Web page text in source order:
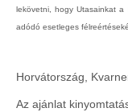
lekövetni, hogy Utasainkat
adódó esetleges
Horvátország,
Az ajánlat